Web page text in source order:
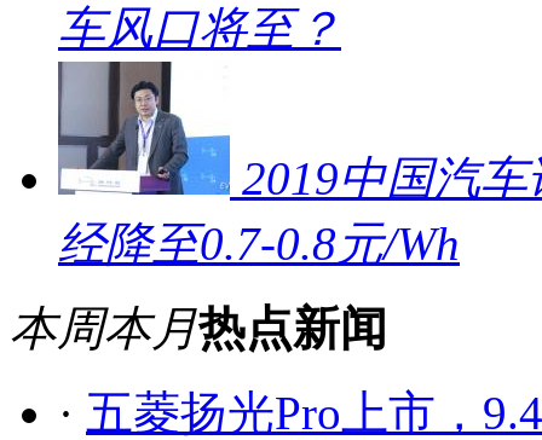
车风口将至？
2019中国汽
经降至0.7-0.8元/Wh
本周本月热点新闻
· 五菱扬光Pro上市，